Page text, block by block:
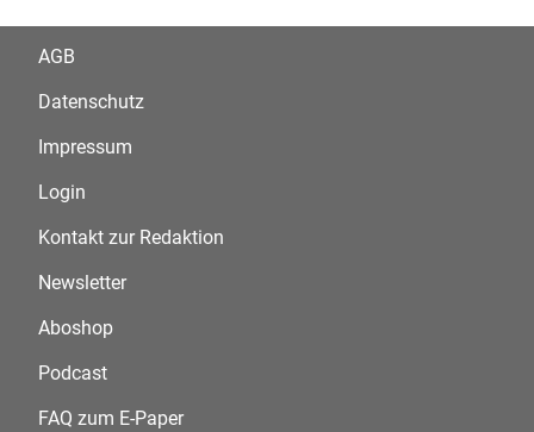
AGB
Datenschutz
Impressum
Login
Kontakt zur Redaktion
Newsletter
Aboshop
Podcast
FAQ zum E-Paper